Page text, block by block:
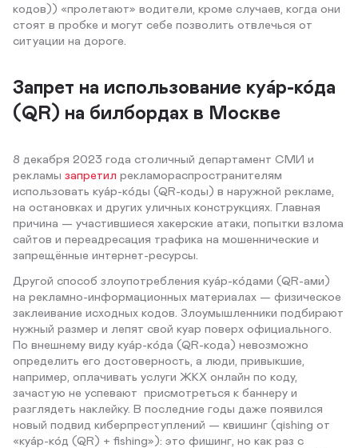
кодов)) «пролетают» водители, кроме случаев, когда они
стоят в пробке и могут себе позволить отвлечься от
ситуации на дороге.
Запрет на использование куа́р-ко́да
(QR) на билбордах в Москве
8 декабря 2023 года столичный департамент СМИ и
рекламы запретил рекламораспространителям
использовать куа́р-ко́ды (QR-коды) в наружной рекламе,
на остановках и других уличных конструкциях. Главная
причина — участившиеся хакерские атаки, попытки взлома
сайтов и переадресация трафика на мошеннические и
запрещённые интернет-ресурсы.
Другой способ злоупотребления куа́р-ко́дами (QR-ами)
на рекламно-информационных материалах — физическое
заклеивание исходных кодов. Злоумышленники подбирают
нужный размер и лепят свой куар поверх официального.
По внешнему виду куа́р-ко́да (QR-кода) невозможно
определить его достоверность, а люди, привыкшие,
например, оплачивать услуги ЖКХ онлайн по коду,
зачастую не успевают присмотреться к баннеру и
разглядеть наклейку. В последние годы даже появился
новый подвид киберпреступлений — квишинг (qishing от
«куа́р-ко́д (QR) + fishing»): это фишинг, но как раз с